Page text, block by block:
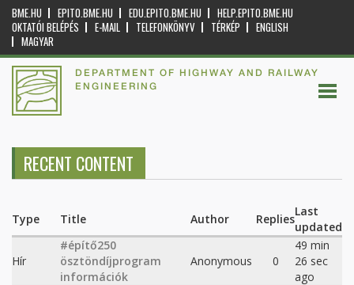
BME.HU EPITO.BME.HU EDU.EPITO.BME.HU
HELP.EPITO.BME.HU
OKTATÓI BELÉPÉS
E-MAIL TELEFONKÖNYV TÉRKÉP
ENGLISH
MAGYAR
DEPARTMENT OF HIGHWAY AND RAILWAY
ENGINEERING
RECENT CONTENT
Type Title Author Replies
Last
updated
Hír
#építő250
ösztöndíjprogram
információk
Anonymous 0
49 min
26 sec
ago